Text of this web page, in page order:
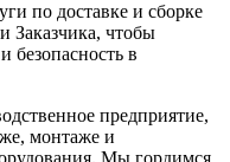
по доставке и сборке
Заказчика, чтобы
безопасность в
предприятие,
монтаже и
Мы гордимся